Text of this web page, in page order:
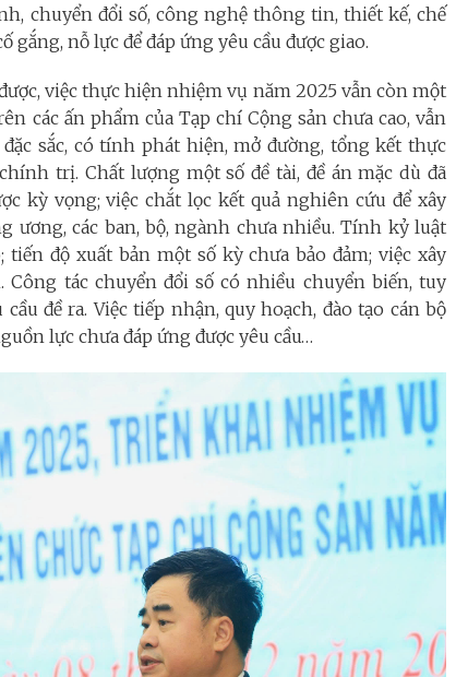
chuyển đổi số, công nghệ thông tin, thiết kế, chế
nỗ lực để đáp ứng yêu cầu được giao.
việc thực hiện nhiệm vụ năm 2025 vẫn còn một
các ấn phẩm của Tạp chí Cộng sản chưa cao, vẫn
sắc, có tính phát hiện, mở đường, tổng kết thực
trị. Chất lượng một số đề tài, đề án mặc dù đã
kỳ vọng; việc chắt lọc kết quả nghiên cứu để xây
ương, các ban, bộ, ngành chưa nhiều. Tính kỷ luật
độ xuất bản một số kỳ chưa bảo đảm; việc xây
tác chuyển đổi số có nhiều chuyển biến, tuy
đề ra. Việc tiếp nhận, quy hoạch, đào tạo cán bộ
lực chưa đáp ứng được yêu cầu…